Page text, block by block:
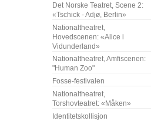
Det Norske Teatret, Scene 2:
«Tschick - Adjø, Berlin»
Nationaltheatret,
Hovedscenen: «Alice i
Vidunderland»
Nationaltheatret, Amfiscenen:
"Human Zoo"
Fosse-festivalen
Nationaltheatret,
Torshovteatret: «Måken»
Identitetskollisjon